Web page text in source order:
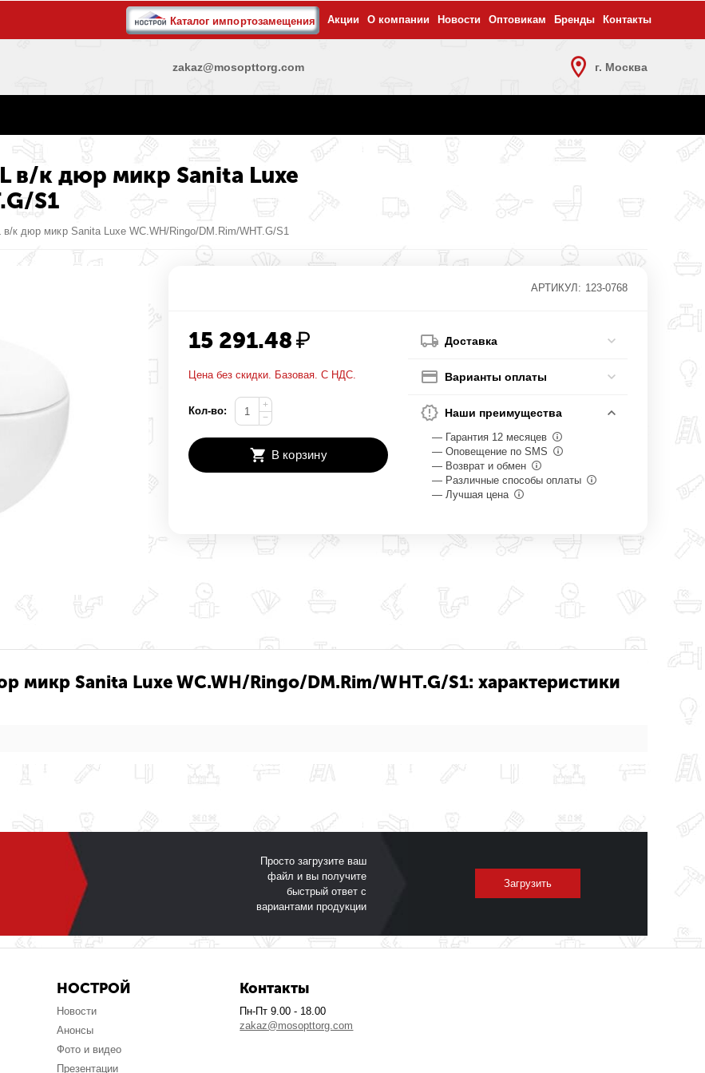
Каталог импортозамещения Акции О компании Новости Оптовикам Бренды Контакты
zakaz@mosopttorg.com г. Москва
в/к дюр микр Sanita Luxe
S1
в/к дюр микр Sanita Luxe WC.WH/Ringo/DM.Rim/WHT.G/S1
АРТИКУЛ: 123-0768
15 291.48₽
Цена без скидки. Базовая. С НДС.
Кол-во:
+
−
В корзину
Доставка
Варианты оплаты
Наши преимущества
— Гарантия 12 месяцев
— Оповещение по SMS
— Возврат и обмен
— Различные способы оплаты
— Лучшая цена
микр Sanita Luxe WC.WH/Ringo/DM.Rim/WHT.G/S1: характеристики
Просто загрузите ваш
файл и вы получите
быстрый ответ с
вариантами продукции
Загрузить
НОСТРОЙ
Новости
Анонсы
Фото и видео
Презентации
Контакты
Пн-Пт 9.00 - 18.00
zakaz@mosopttorg.com